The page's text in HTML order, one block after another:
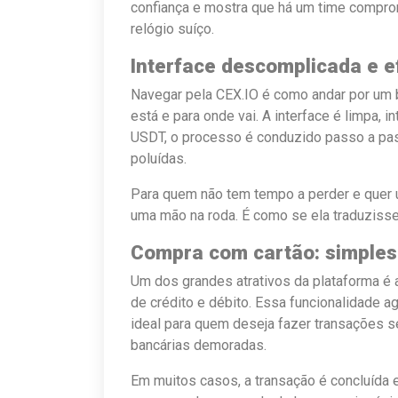
confiança e mostra que há um time
relógio suíço.
Interface descomplicada e
Navegar pela CEX.IO é como andar por
está e para onde vai. A interface é limpa,
USDT, o processo é conduzido passo a
poluídas.
Para quem não tem tempo a perder e
uma mão na roda. É como se ela
Compra com cartão:
Um dos grandes atrativos da plataforma
de crédito e débito. Essa funcionalidade
ideal para quem deseja fazer transações
bancárias demoradas.
Em muitos casos, a transação é